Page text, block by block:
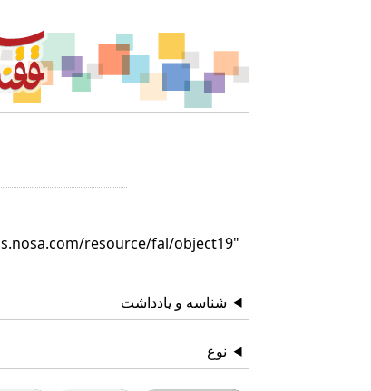
"http://qoqnus.nosa.com/resource/fal/object19"
شناسه و یادداشت
نوع